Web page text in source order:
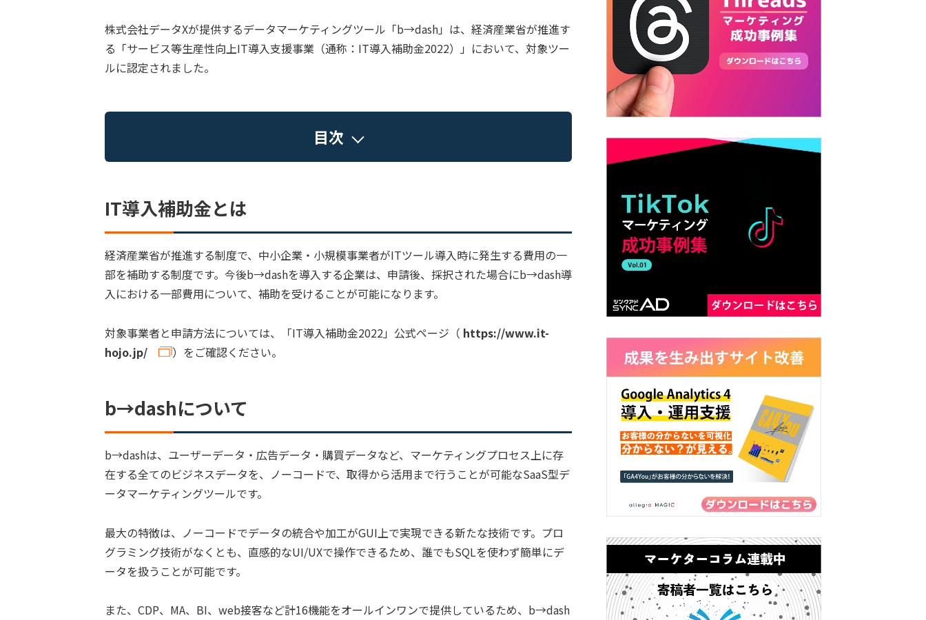
株式会社データXが提供するデータマーケティングツール「b→dash」は、経済産業省が推進す
る「サービス等生産性向上IT導入支援事業（通称：IT導入補助金2022）」において、対象ツー
ルに認定されました。
目次
IT導入補助金とは
経済産業省が推進する制度で、中小企業・小規模事業者がITツール導入時に発生する費用の一
部を補助する制度です。今後b→dashを導入する企業は、申請後、採択された場合にb→dash導
入における一部費用について、補助を受けることが可能になります。
対象事業者と申請方法については、「IT導入補助金2022」公式ページ（ https://www.it-
hojo.jp/
）をご確認ください。
b→dashについて
b→dashは、ユーザーデータ・広告データ・購買データなど、マーケティングプロセス上に存
在する全てのビジネスデータを、ノーコードで、取得から活用まで行うことが可能なSaaS型デ
ータマーケティングツールです。
最大の特徴は、ノーコードでデータの統合や加工がGUI上で実現できる新たな技術です。プロ
グラミング技術がなくとも、直感的なUI/UXで操作できるため、誰でもSQLを使わず簡単にデ
ータを扱うことが可能です。
また、CDP、MA、BI、web接客など計16機能をオールインワンで提供しているため、b→dash